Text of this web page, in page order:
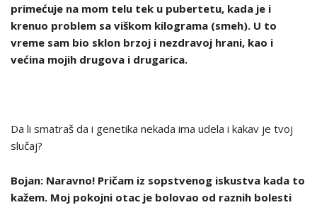
primećuje na mom telu tek u pubertetu, kada je i
krenuo problem sa viškom kilograma (smeh). U to
vreme sam bio sklon brzoj i nezdravoj hrani, kao i
većina mojih drugova i drugarica.
Da li smatraš da i genetika nekada ima udela i kakav je tvoj
slučaj?
Bojan: Naravno! Pričam iz sopstvenog iskustva kada to
kažem. Moj pokojni otac je bolovao od raznih bolesti